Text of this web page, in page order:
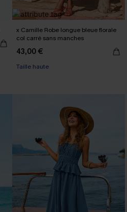
x Camille Robe longue bleue florale
col carré sans manches
43,00 €
Taille haute